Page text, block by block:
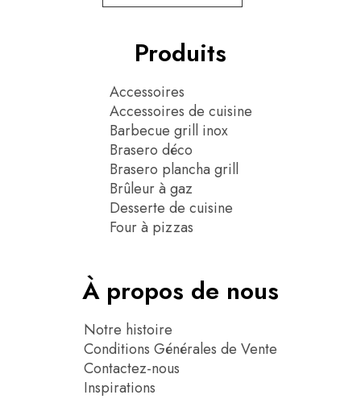
Produits
Accessoires
Accessoires de cuisine
Barbecue grill inox
Brasero déco
Brasero plancha grill
Brûleur à gaz
Desserte de cuisine
Four à pizzas
À propos de nous
Notre histoire
Conditions Générales de Vente
Contactez-nous
Inspirations